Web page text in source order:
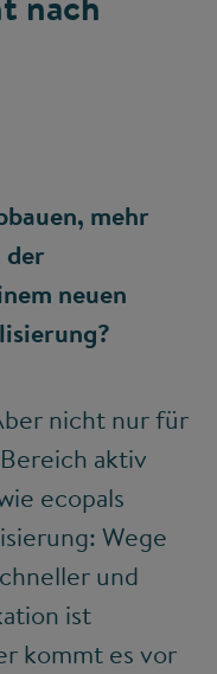
mehr
neuen
nicht nur für
aktiv
ecopals
Wege
und
ist
kommt es vor